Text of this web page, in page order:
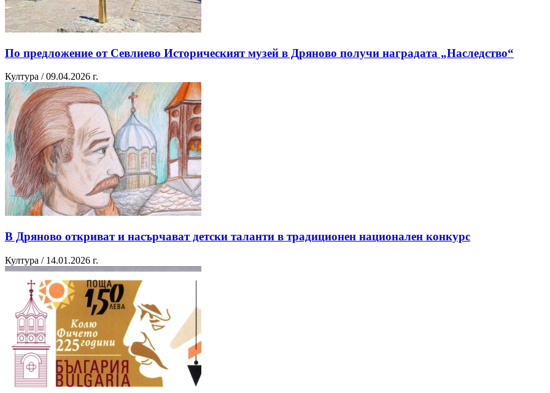
По предложение от Севлиево Историческият музей в Дряново получи наградата „Наследство“
Култура / 09.04.2026 г.
В Дряново откриват и насърчават детски таланти в традиционен национален конкурс
Култура / 14.01.2026 г.